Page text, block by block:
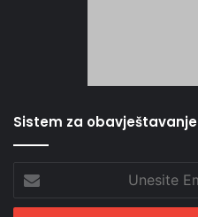
Sistem za obavještavanje
Unesite
Email
adresu